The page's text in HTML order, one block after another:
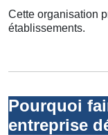
Cette organisation
établissements.
Pourquoi
entreprise